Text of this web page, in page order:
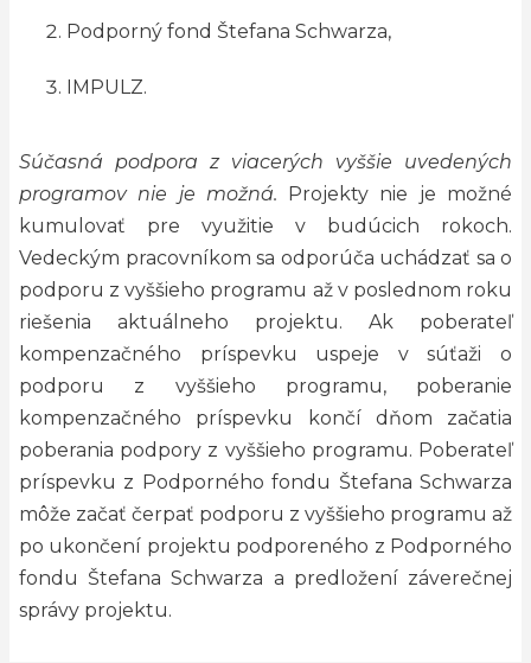
Podporný fond Štefana Schwarza,
IMPULZ.
Súčasná podpora z viacerých vyššie uvedených
programov nie je možná. Projekty nie je možné
kumulovať pre využitie v budúcich rokoch.
Vedeckým pracovníkom sa odporúča uchádzať sa o
podporu z vyššieho programu až v poslednom roku
riešenia aktuálneho projektu. Ak poberateľ
kompenzačného príspevku uspeje v súťaži o
podporu z vyššieho programu, poberanie
kompenzačného príspevku končí dňom začatia
poberania podpory z vyššieho programu. Poberateľ
príspevku z Podporného fondu Štefana Schwarza
môže začať čerpať podporu z vyššieho programu až
po ukončení projektu podporeného z Podporného
fondu Štefana Schwarza a predložení záverečnej
správy projektu.